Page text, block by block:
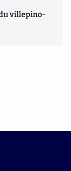
villepino-